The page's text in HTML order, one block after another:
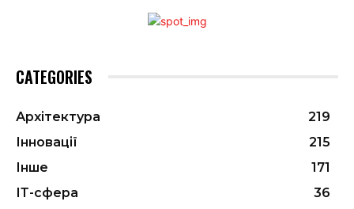
CATEGORIES
Архітектура
219
Інновації
215
Інше
171
ІТ-сфера
36